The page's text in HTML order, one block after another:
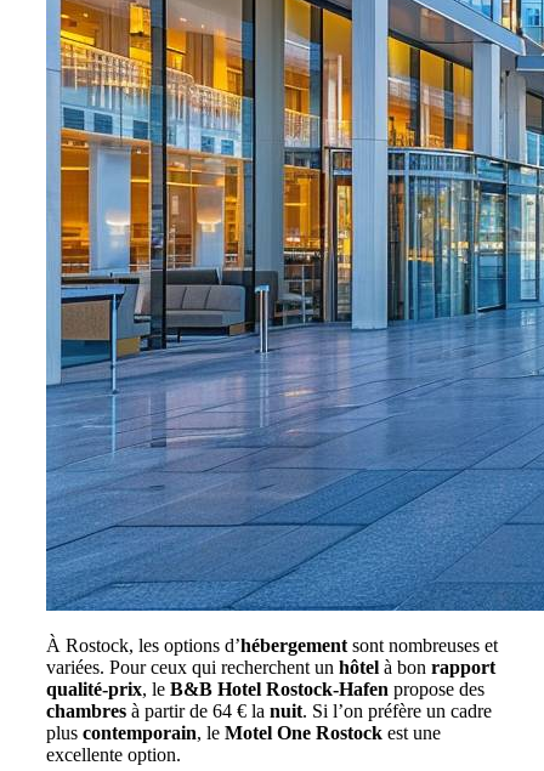
À Rostock, les options d’hébergement sont nombreuses et
variées. Pour ceux qui recherchent un hôtel à bon rapport
qualité-prix, le B&B Hotel Rostock-Hafen propose des
chambres à partir de 64 € la nuit. Si l’on préfère un cadre
plus contemporain, le Motel One Rostock est une
excellente option.